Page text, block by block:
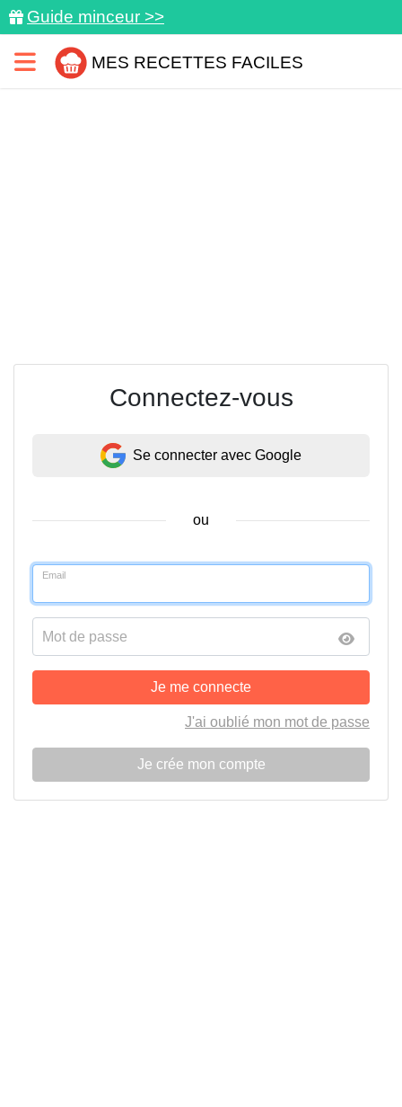
Guide minceur >>
MES RECETTES FACILES
Connectez-vous
Se connecter avec Google
ou
Email
Mot de passe
Je me connecte
J'ai oublié mon mot de passe
Je crée mon compte